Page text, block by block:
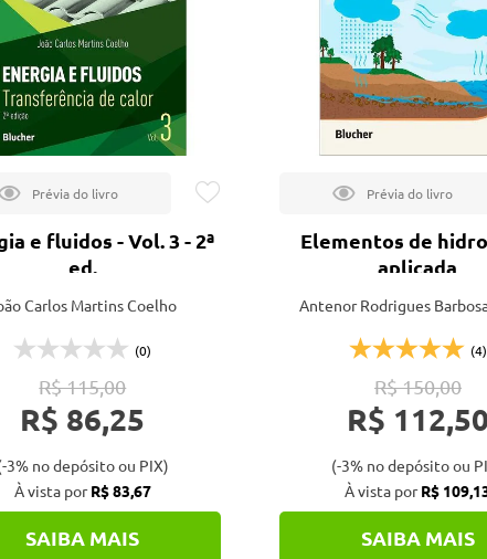
e fluidos - Vol. 3 - 2ª
ed.
Carlos Martins Coelho
(0)
R$ 115,00
R$ 86,25
3% no depósito ou PIX)
À vista porR$ 83,67
SAIBA MAIS
Elementos de
aplicada
Antenor Rodrigues
(4)
R$ 150,00
R$ 112,50
(-3% no depósito ou
À vista porR$
SAIBA MAIS